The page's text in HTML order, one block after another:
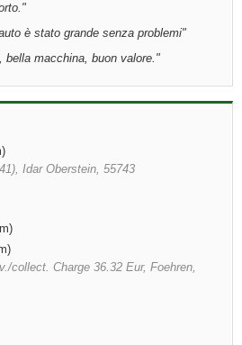
"
è stato grande senza problemi"
bella macchina, buon valore. "
Idar Oberstein, 55743
collect. Charge 36.32 Eur, Foehren,